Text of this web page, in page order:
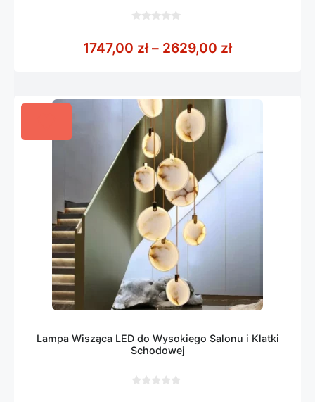
5
1747,00 zł – 2629,00 złZakres cen:
Lampa Wisząca LED do Wysokiego Salonu i Klatki
Schodowej